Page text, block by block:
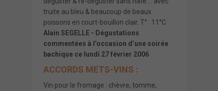
truite au bleu & beaucoup de beaux
poissons en court-bouillon clair. T° : 11°C.
Alain SEGELLE - Dégustations
commentées à l’occasion d’une soirée
bachique ce lundi 27 février 2006
ACCORDS METS-VINS :
Vin pour le fromage : chèvre, tomme,